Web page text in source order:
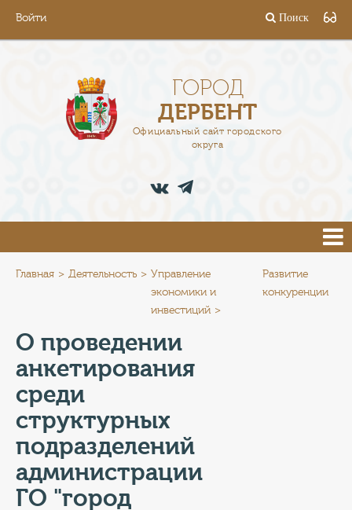
Войти Поиск
ГОРОД
ДЕРБЕНТ
Официальный сайт городского
округа
АДМИНИСТРАЦИЯ
ПРЕСС-ЦЕНТР
КОНТАКТЫ
ТАРИФЫ
ГЕРОИ Z
КАТАЛОГ УСЛУГ
Главная Деятельность
Управление
экономики и
инвестиций
Развитие
конкуренции
О проведении
анкетирования
среди
структурных
подразделений
администрации
ГО "город